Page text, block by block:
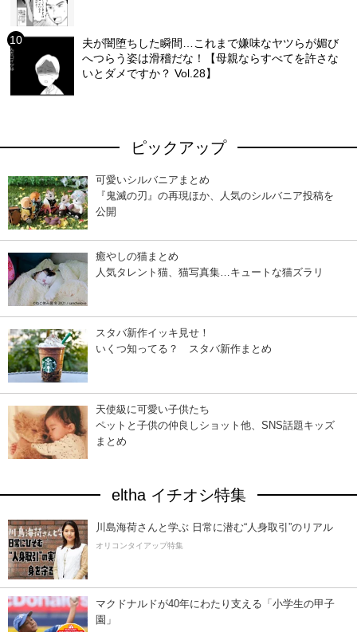
夫が闇堕ちした瞬間…これまで嫌味なヤツらが媚び
へつらう姿は滑稽だな！【母親ならすべてを許さな
いとダメですか？ Vol.28】
ピックアップ
可愛いシルバニアまとめ
『鬼滅の刃』の再現ほか、人気のシルバニア投稿を
公開
癒やしの猫まとめ
人気タレント猫、猫写真集…キュートな猫ズラリ
スタバ新作イッキ見せ！
いくつ知ってる？ スタバ新作まとめ
天使級に可愛い子供たち
ペットと子供の仲良しショット他、SNS話題キッズ
まとめ
eltha イチオシ特集
川島海荷さんと学ぶ 日常に潜む“人身取引”のリアル
オリコンタイアップ特集
マクドナルドが40年にわたり支える「小学生の甲子
園」